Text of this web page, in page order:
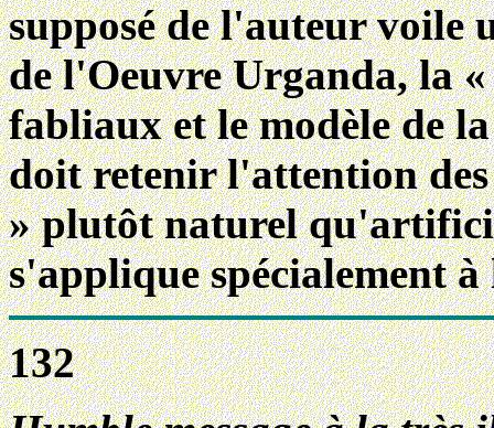
supposé de l'auteur voile
de l'Oeuvre Urganda, la «
fabliaux et le modèle de
doit retenir l'attention
» plutôt naturel
s'applique spécialement à
132